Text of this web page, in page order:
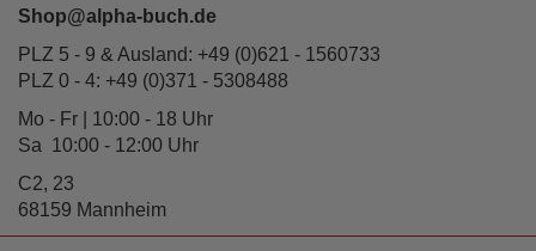
Shop@alpha-buch.de
PLZ 5 - 9 & Ausland: +49 (0)621 - 1560733
PLZ 0 - 4: +49 (0)371 - 5308488
Mo - Fr | 10:00 - 18 Uhr
Sa 10:00 - 12:00 Uhr
C2, 23
68159 Mannheim